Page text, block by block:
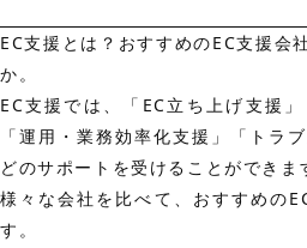
EC支援とは？おすすめのEC支援会
か。
EC支援では、「EC立ち上げ支援
「運用・業務効率化支援」「トラ
どのサポートを受けることができま
様々な会社を比べて、おすすめの
す。